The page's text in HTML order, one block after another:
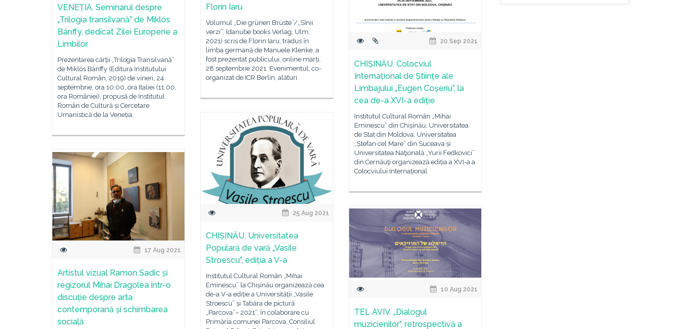
Florin Iaru
Volumul „Die grünen Brüste”/„Sînii
verzi”, (danube books Verlag, Ulm,
2021) scris de Florin Iaru, tradus în
limba germană de Manuele Klenke, a
fost prezentat publicului, online marți,
28 septembrie 2021. Evenimentul, co-
organizat de ICR Berlin, alături
VENEȚIA. Seminarul despre
„Trilogia transilvană” de Miklós
Bánffy, dedicat Zilei Europene a
Limbilor
Prezentarea cărții „Trilogia Transilvană”
de Miklós Bánffy (Editura Institutului
Cultural Român, 2019) de vineri, 24
septembrie, ora 10:00, ora Italiei (11:00,
ora României), propusă de Institutul
Român de Cultură și Cercetare
Umanistică de la Veneția,
20 Sep 2021
CHIȘINĂU. Colocviul
Internațional de Științe ale
Limbajului „Eugen Coșeriu”, la
cea de-a XVI-a ediție
Institutul Cultural Român „Mihai
Eminescu” din Chișinău, Universitatea
de Stat din Moldova, Universitatea
„Ștefan cel Mare” din Suceava și
Universitatea Naţională „Yurii Fedkovici”
din Cernăuţi organizează ediția a XVI-a a
Colocviului Internațional
25 Aug 2021
CHIȘINĂU. Universitatea
Populară de vară „Vasile
Stroescu”, ediția a V-a
Institutul Cultural Român „Mihai
Eminescu” la Chișinău organizează cea
de-a V-a ediție a Universității „Vasile
Stroescu” și Tabăra de pictură
„Parcova”– 2021”, în colaborare cu
Primăria comunei Parcova, Consiliul
17 Aug 2021
Artistul vizual Ramon Sadîc și
regizorul Mihai Dragolea într-o
discuție despre arta
contemporană și schimbarea
socială
10 Aug 2021
TEL AVIV. „Dialogul
muzicienilor”, retrospectivă a